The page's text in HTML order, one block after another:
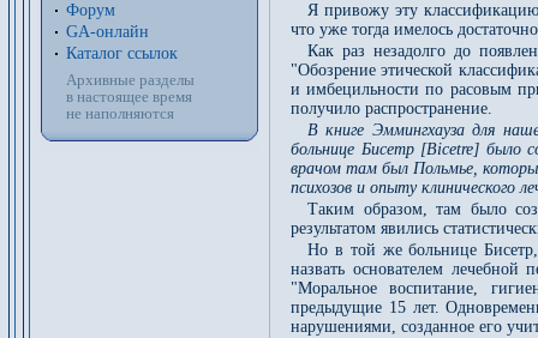
Форум
GA-онлайн
Каталог ссылок
Архивные разделы
в настоящее время
не наполняются
Я привожу эту
что уже тогда имелось
Как раз незадолго до
"Обозрение этической
и имбецильности по расовым
получило распространение.
В книге Эммингхауза для
больнице Бисетр [Bicеtre] было
врачом там был Польмье,
психозов и опыту клинического
Таким образом, там было
результатом явились
Но в той же больнице
назвать основателем
"Моральное воспитание,
предыдущие 15 лет.
нарушениями, созданное его